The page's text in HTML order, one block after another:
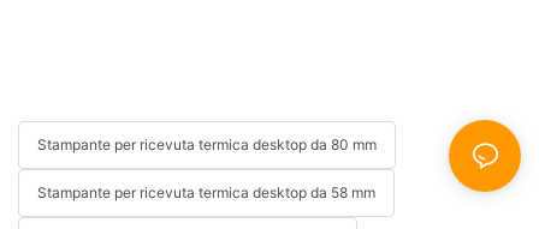
Stampante per ricevuta termica desktop da 80 mm
Stampante per ricevuta termica desktop da 58 mm